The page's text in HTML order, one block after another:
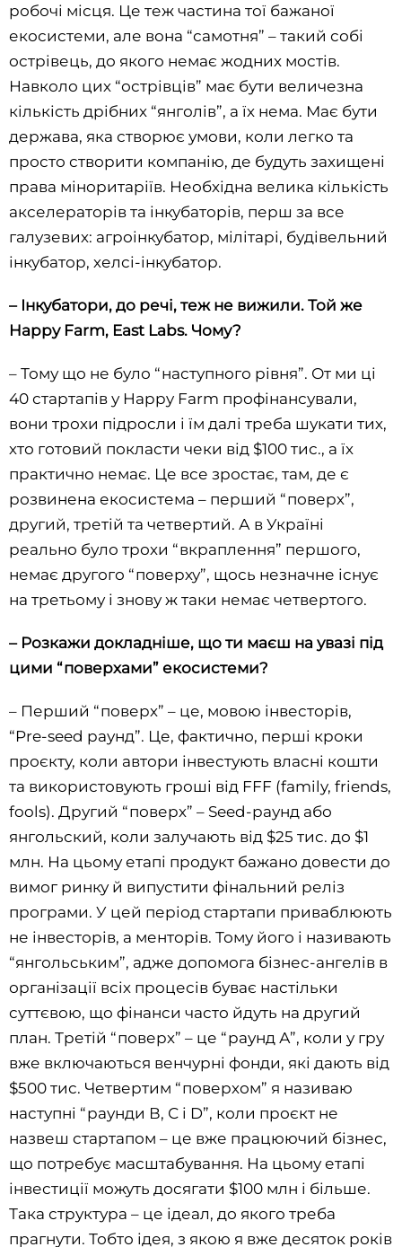
робочі місця. Це теж частина тої бажаної
екосистеми, але вона “самотня” – такий собі
острівець, до якого немає жодних мостів.
Навколо цих “острівців” має бути величезна
кількість дрібних “янголів”, а їх нема. Має бути
держава, яка створює умови, коли легко та
просто створити компанію, де будуть захищені
права міноритаріїв. Необхідна велика кількість
акселераторів та інкубаторів, перш за все
галузевих: агроінкубатор, мілітарі, будівельний
інкубатор, хелсі-інкубатор.
– Інкубатори, до речі, теж не вижили. Той же
Happy Farm, East Labs. Чому?
– Тому що не було “наступного рівня”. От ми ці
40 стартапів у Happy Farm профінансували,
вони трохи підросли і їм далі треба шукати тих,
хто готовий покласти чеки від $100 тис., а їх
практично немає. Це все зростає, там, де є
розвинена екосистема – перший “поверх”,
другий, третій та четвертий. А в Україні
реально було трохи “вкраплення” першого,
немає другого “поверху”, щось незначне існує
на третьому і знову ж таки немає четвертого.
– Розкажи докладніше, що ти маєш на увазі під
цими “поверхами” екосистеми?
– Перший “поверх” – це, мовою інвесторів,
“Pre-seed раунд”. Це, фактично, перші кроки
проєкту, коли автори інвестують власні кошти
та використовують гроші від FFF (family, friends,
fools). Другий “поверх” – Seed-раунд або
янгольский, коли залучають від $25 тис. до $1
млн. На цьому етапі продукт бажано довести до
вимог ринку й випустити фінальний реліз
програми. У цей період стартапи приваблюють
не інвесторів, а менторів. Тому його і називають
“янгольським”, адже допомога бізнес-ангелів в
організації всіх процесів буває настільки
суттєвою, що фінанси часто йдуть на другий
план. Третій “поверх” – це “раунд А”, коли у гру
вже включаються венчурні фонди, які дають від
$500 тис. Четвертим “поверхом” я називаю
наступні “раунди В, С і D”, коли проєкт не
назвеш стартапом – це вже працюючий бізнес,
що потребує масштабування. На цьому етапі
інвестиції можуть досягати $100 млн і більше.
Така структура – це ідеал, до якого треба
прагнути. Тобто ідея, з якою я вже десяток років